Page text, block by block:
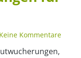
Keine Kommentare